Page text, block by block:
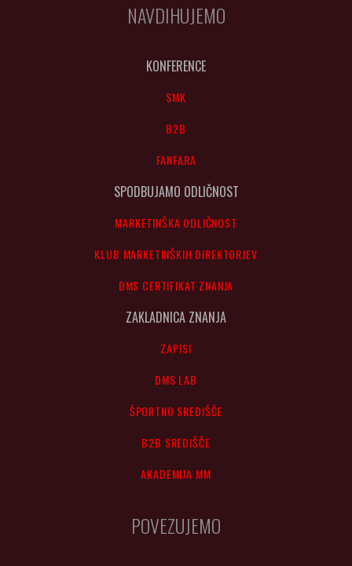
NAVDIHUJEMO
KONFERENCE
SMK
B2B
FANFARA
SPODBUJAMO ODLIČNOST
MARKETINŠKA ODLIČNOST
KLUB MARKETINŠKIH DIREKTORJEV
DMS CERTIFIKAT ZNANJA
ZAKLADNICA ZNANJA
ZAPISI
DMS LAB
ŠPORTNO SREDIŠČE
B2B SREDIŠČE
AKADEMIJA MM
POVEZUJEMO